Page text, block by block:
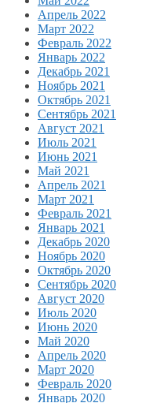
Апрель 2022
Март 2022
Февраль 2022
Январь 2022
Декабрь 2021
Ноябрь 2021
Октябрь 2021
Сентябрь 2021
Август 2021
Июль 2021
Июнь 2021
Май 2021
Апрель 2021
Март 2021
Февраль 2021
Январь 2021
Декабрь 2020
Ноябрь 2020
Октябрь 2020
Сентябрь 2020
Август 2020
Июль 2020
Июнь 2020
Май 2020
Апрель 2020
Март 2020
Февраль 2020
Январь 2020